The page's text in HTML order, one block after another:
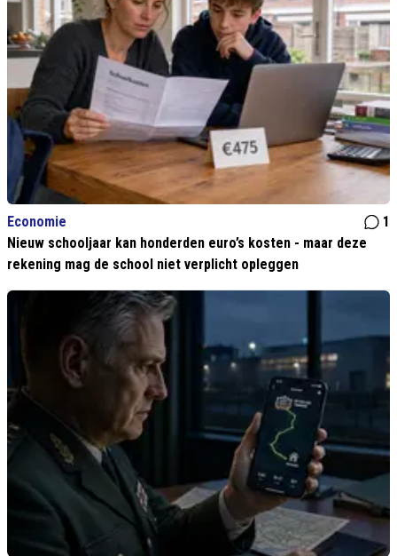
Economie
1
Nieuw schooljaar kan honderden euro’s kosten - maar deze
rekening mag de school niet verplicht opleggen